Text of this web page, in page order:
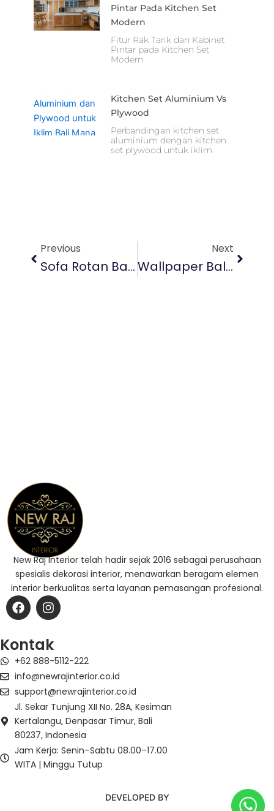
Pintar Pada Kitchen Set
Modern
Fitur Rak Tarik dan Kabinet
Pintar pada Kitchen Set
Modern
Kitchen Set Aluminium Vs
Plywood
Perbandingan kitchen set
aluminium dengan kitchen
set plywood untuk iklim
Previous
Sofa Rotan Bali Elegan Untuk Tampilan Tropis Yang Mewah
Next
Wallpaper Bali Motif Tropis Yang Sempurna Untuk Kamar Tidur
New Raj Interior telah hadir sejak 2016 sebagai perusahaan
spesialis dekorasi interior, menawarkan beragam elemen
interior berkualitas serta layanan pemasangan profesional.
F
a
e
b
o
o
k
I
n
t
a
g
r
a
m
Kontak
+62 888-5112-222
info@newrajinterior.co.id
support@newrajinterior.co.id
Jl. Sekar Tunjung XII No. 28A, Kesiman
Kertalangu, Denpasar Timur, Bali
80237, Indonesia
Jam Kerja: Senin–Sabtu 08.00–17.00
WITA | Minggu Tutup
DEVELOPED BY